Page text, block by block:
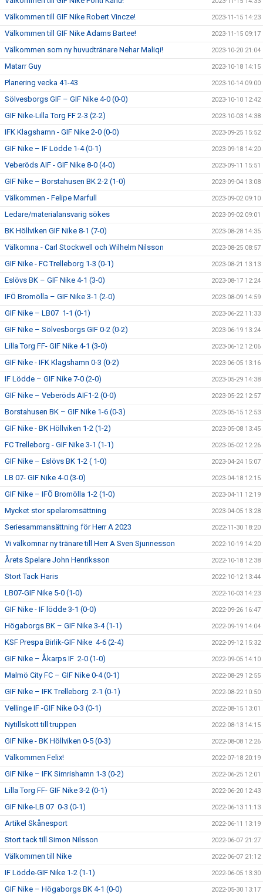
Välkommen till GIF Nike Robert Vincze! 2023-11-15 14:23
Välkommen till GIF Nike Adams Bartee! 2023-11-15 09:17
Välkommen som ny huvudtränare Nehar Maliqi! 2023-10-20 21:04
Matarr Guy 2023-10-18 14:15
Planering vecka 41-43 2023-10-14 09:00
Sölvesborgs GIF – GIF Nike 4-0 (0-0) 2023-10-10 12:42
GIF Nike-Lilla Torg FF 2-3 (2-2) 2023-10-03 14:38
IFK Klagshamn - GIF Nike 2-0 (0-0) 2023-09-25 15:52
GIF Nike – IF Lödde 1-4 (0-1) 2023-09-18 14:20
Veberöds AIF - GIF Nike 8-0 (4-0) 2023-09-11 15:51
GIF Nike – Borstahusen BK 2-2 (1-0) 2023-09-04 13:08
Välkommen - Felipe Marfull 2023-09-02 09:10
Ledare/materialansvarig sökes 2023-09-02 09:01
BK Höllviken GIF Nike 8-1 (7-0) 2023-08-28 14:35
Välkomna - Carl Stockwell och Wilhelm Nilsson 2023-08-25 08:57
GIF Nike - FC Trelleborg 1-3 (0-1) 2023-08-21 13:13
Eslövs BK – GIF Nike 4-1 (3-0) 2023-08-17 12:24
IFÖ Bromölla – GIF Nike 3-1 (2-0) 2023-08-09 14:59
GIF Nike – LB07 1-1 (0-1) 2023-06-22 11:33
GIF Nike – Sölvesborgs GIF 0-2 (0-2) 2023-06-19 13:24
Lilla Torg FF- GIF Nike 4-1 (3-0) 2023-06-12 12:06
GIF Nike - IFK Klagshamn 0-3 (0-2) 2023-06-05 13:16
IF Lödde – GIF Nike 7-0 (2-0) 2023-05-29 14:38
GIF Nike – Veberöds AIF1-2 (0-0) 2023-05-22 12:57
Borstahusen BK – GIF Nike 1-6 (0-3) 2023-05-15 12:53
GIF Nike - BK Höllviken 1-2 (1-2) 2023-05-08 13:45
FC Trelleborg - GIF Nike 3-1 (1-1) 2023-05-02 12:26
GIF Nike – Eslövs BK 1-2 ( 1-0) 2023-04-24 15:07
LB 07- GIF Nike 4-0 (3-0) 2023-04-18 12:15
GIF Nike – IFÖ Bromölla 1-2 (1-0) 2023-04-11 12:19
Mycket stor spelaromsättning 2023-04-05 13:28
Seriesammansättning för Herr A 2023 2022-11-30 18:20
Vi välkomnar ny tränare till Herr A Sven Sjunnesson 2022-10-19 14:20
Årets Spelare John Henriksson 2022-10-18 12:38
Stort Tack Haris 2022-10-12 13:44
LB07-GIF Nike 5-0 (1-0) 2022-10-03 14:23
GIF Nike - IF lödde 3-1 (0-0) 2022-09-26 16:47
Högaborgs BK – GIF Nike 3-4 (1-1) 2022-09-19 14:04
KSF Prespa Birlik-GIF Nike 4-6 (2-4) 2022-09-12 15:32
GIF Nike – Åkarps IF 2-0 (1-0) 2022-09-05 14:10
Malmö City FC – GIF Nike 0-4 (0-1) 2022-08-29 12:55
GIF Nike – IFK Trelleborg 2-1 (0-1) 2022-08-22 10:50
Vellinge IF -GIF Nike 0-3 (0-1) 2022-08-15 13:01
Nytillskott till truppen 2022-08-13 14:15
GIF Nike - BK Höllviken 0-5 (0-3) 2022-08-08 12:26
Välkommen Felix! 2022-07-18 20:19
GIF Nike – IFK Simrishamn 1-3 (0-2) 2022-06-25 12:01
Lilla Torg FF- GIF Nike 3-2 (0-1) 2022-06-20 12:43
GIF Nike-LB 07 0-3 (0-1) 2022-06-13 11:13
Artikel Skånesport 2022-06-11 13:19
Stort tack till Simon Nilsson 2022-06-07 21:27
Välkommen till Nike 2022-06-07 21:12
IF Lödde-GIF Nike 1-2 (1-1) 2022-06-05 13:30
GIF Nike – Högaborgs BK 4-1 (0-0) 2022-05-30 13:17